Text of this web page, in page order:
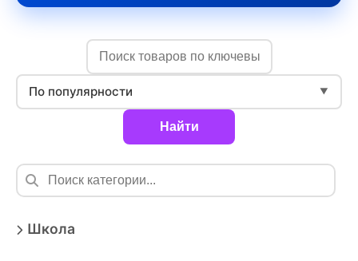
По популярности ▼
Найти
Школа